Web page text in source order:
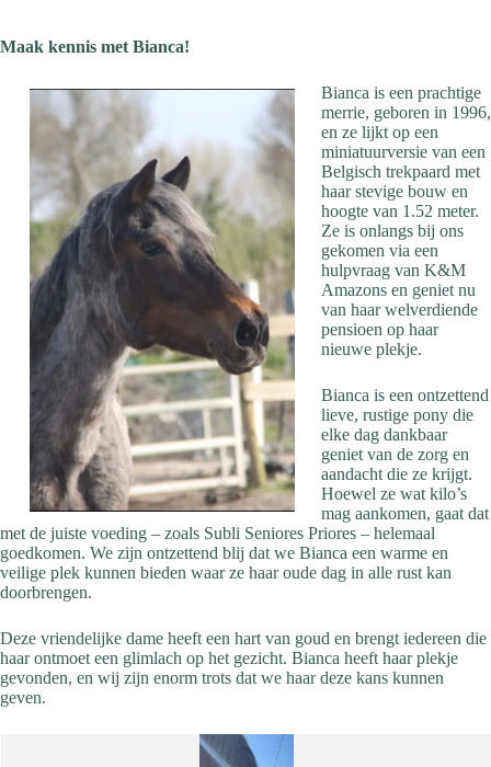
Maak kennis met Bianca!
Bianca is een prachtige
merrie, geboren in 1996,
en ze lijkt op een
miniatuurversie van een
Belgisch trekpaard met
haar stevige bouw en
hoogte van 1.52 meter.
Ze is onlangs bij ons
gekomen via een
hulpvraag van K&M
Amazons en geniet nu
van haar welverdiende
pensioen op haar
nieuwe plekje.
Bianca is een ontzettend
lieve, rustige pony die
elke dag dankbaar
geniet van de zorg en
aandacht die ze krijgt.
Hoewel ze wat kilo’s
mag aankomen, gaat dat
met de juiste voeding – zoals Subli Seniores Priores – helemaal
goedkomen. We zijn ontzettend blij dat we Bianca een warme en
veilige plek kunnen bieden waar ze haar oude dag in alle rust kan
doorbrengen.
Deze vriendelijke dame heeft een hart van goud en brengt iedereen die
haar ontmoet een glimlach op het gezicht. Bianca heeft haar plekje
gevonden, en wij zijn enorm trots dat we haar deze kans kunnen
geven.